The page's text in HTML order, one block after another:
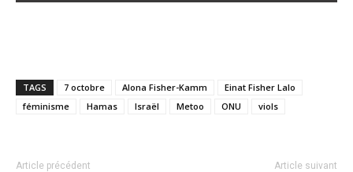
TAGS 7 octobre Alona Fisher-Kamm
Einat Fisher Lalo
féminisme
Hamas Israël Metoo ONU viols
Article précédent Article suivant